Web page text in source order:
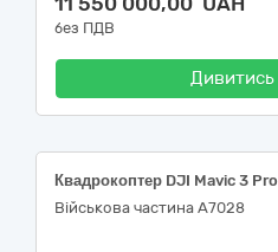
без ПДВ
Дивитись
Квадрокоптер DJI Mavic 3 Pro
Військова частина А7028